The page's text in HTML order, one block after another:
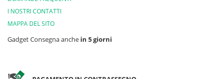
I NOSTRI CONTATTI
MAPPA DEL SITO
Gadget Consegna anche in 5 giorni